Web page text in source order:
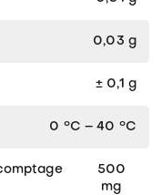
0,03 g
± 0,1 g
0 °C – 40 °C
500
mg